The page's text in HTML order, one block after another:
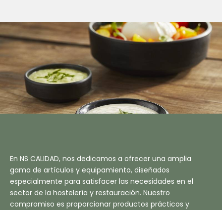
En NS CALIDAD, nos dedicamos a ofrecer una amplia
gama de artículos y equipamiento, diseñados
especialmente para satisfacer las necesidades en el
sector de la hostelería y restauración. Nuestro
compromiso es proporcionar productos prácticos y